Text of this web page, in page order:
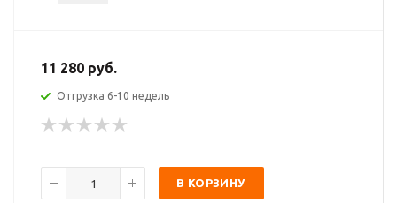
11 280 руб.
Отгрузка 6-10 недель
В КОРЗИНУ